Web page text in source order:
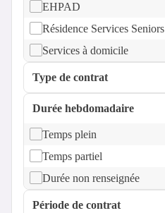
EHPAD
Résidence Services Seniors
Services à domicile
Type de contrat
Durée hebdomadaire
Temps plein
Temps partiel
Durée non renseignée
Période de contrat